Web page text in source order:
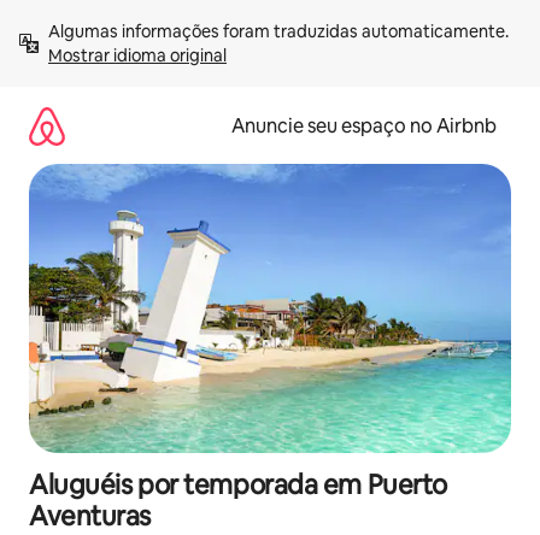
para
Mostrar idioma original
Anuncie seu espaço no Airbnb
Aluguéis por temporada em Puerto
Aventuras